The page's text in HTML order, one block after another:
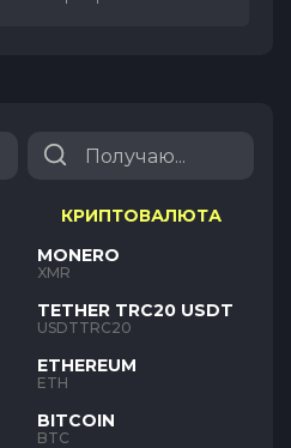
КРИПТОВАЛЮТА
MONERO
XMR
TETHER TRC20 USDT
USDTTRC20
ETHEREUM
ETH
BITCOIN
BTC